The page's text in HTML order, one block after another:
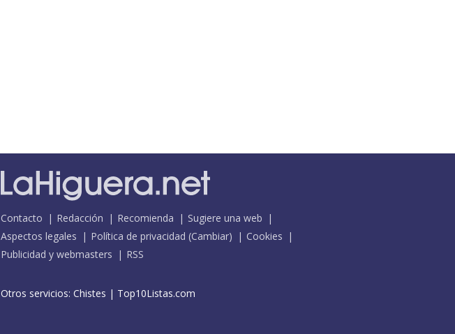
Contacto Redacción Recomienda
Sugiere una web
Aspectos legales
Política de privacidad (Cambiar)
Cookies
Publicidad y webmasters
RSS
Otros servicios: Chistes | Top10Listas.com